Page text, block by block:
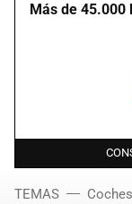
Más de 45.000
TEMAS